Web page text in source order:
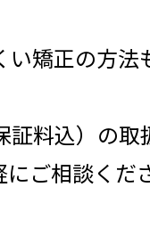
矯正の方
証料込）の
ご相談くだ